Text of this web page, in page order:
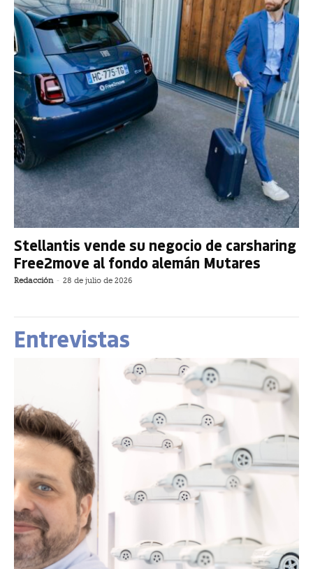
Stellantis vende su negocio de carsharing
Free2move al fondo alemán Mutares
Redacción - 28 de julio de 2026
Entrevistas